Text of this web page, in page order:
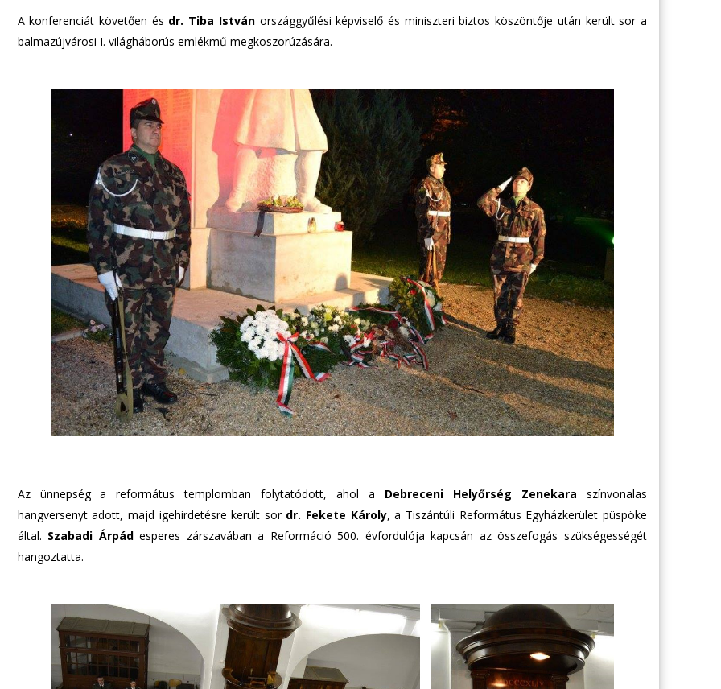
A konferenciát követően és dr. Tiba Istvánországgyűlési képviselő és miniszteri biztos köszöntője után került sor a
balmazújvárosi I. világháborús emlékmű megkoszorúzására.
Az ünnepség a református templomban folytatódott, ahol a Debreceni Helyőrség Zenekara színvonalas
hangversenyt adott, majd igehirdetésre került sor dr. Fekete Károly, a Tiszántúli Református Egyházkerület püspöke
által. Szabadi Árpádesperes zárszavában a Reformáció 500. évfordulója kapcsán az összefogás szükségességét
hangoztatta.